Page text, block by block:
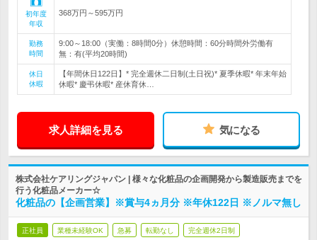
初年度
年収
368万円～595万円
勤務
時間
9:00～18:00（実働：8時間0分）休憩時間：60分時間外労働有
無：有(平均20時間)
休日
休暇
【年間休日122日】* 完全週休二日制(土日祝)* 夏季休暇* 年末年始
休暇* 慶弔休暇* 産休育休…
求人詳細を見る 気になる
株式会社ケアリングジャパン | 様々な化粧品の企画開発から製造販売までを
行う化粧品メーカー☆
化粧品の【企画営業】※賞与4ヵ月分 ※年休122日 ※ノルマ無し
正社員 業種未経験OK 急募 転勤なし 完全週休2日制